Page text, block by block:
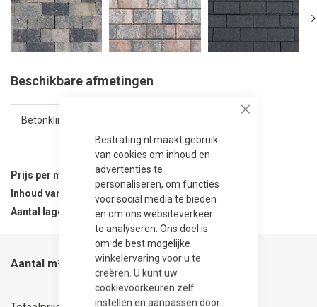
Bestrating.nl maakt gebruik
van cookies om inhoud en
advertenties te
personaliseren, om functies
voor social media te bieden
en om ons websiteverkeer
te analyseren. Ons doel is
om de best mogelijke
winkelervaring voor u te
creëren. U kunt uw
cookievoorkeuren zelf
instellen en aanpassen door
Beschikbare afmetingen
Prijs per m²
31,75
Inhoud van verpakking
8 m²
Aantal lagen per verpakking 10
Aantal m²